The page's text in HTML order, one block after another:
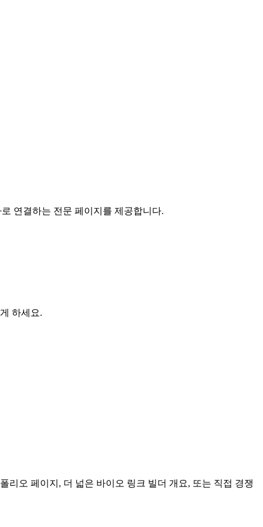
연결하는 전문 페이지를 제공합니다.
하세요.
리오 페이지, 더 넓은 바이오 링크 빌더 개요, 또는 직접 경쟁